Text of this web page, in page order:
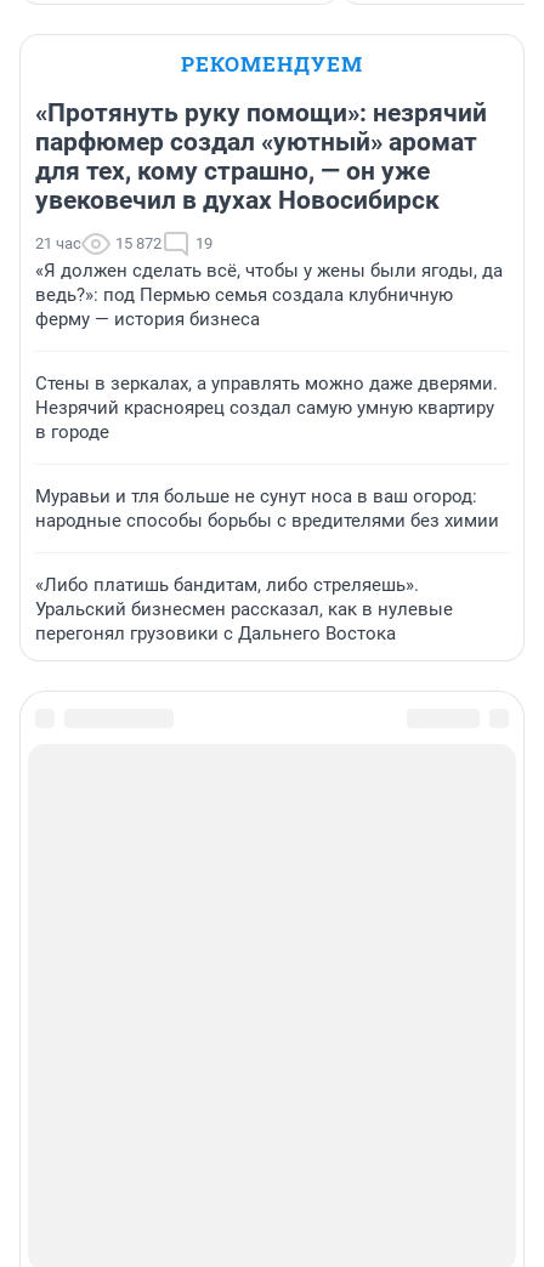
РЕКОМЕНДУЕМ
«Протянуть руку помощи»: незрячий
парфюмер создал «уютный» аромат
для тех, кому страшно, — он уже
увековечил в духах Новосибирск
21 час 15 872 19
«Я должен сделать всё, чтобы у жены были ягоды, да
ведь?»: под Пермью семья создала клубничную
ферму — история бизнеса
Стены в зеркалах, а управлять можно даже дверями.
Незрячий красноярец создал самую умную квартиру
в городе
Муравьи и тля больше не сунут носа в ваш огород:
народные способы борьбы с вредителями без химии
«Либо платишь бандитам, либо стреляешь».
Уральский бизнесмен рассказал, как в нулевые
перегонял грузовики с Дальнего Востока